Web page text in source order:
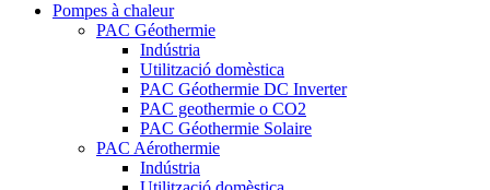
Pompes à chaleur
PAC Géothermie
Indústria
Utilització domèstica
PAC Géothermie DC Inverter
PAC geothermie o CO2
PAC Géothermie Solaire
PAC Aérothermie
Indústria